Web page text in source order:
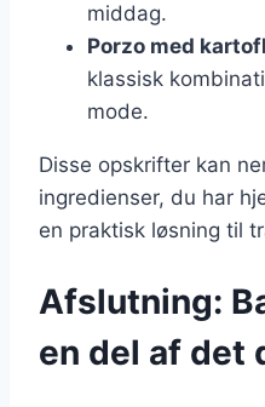
middag.
Porzo med
klassisk
mode.
Disse opskrifter kan
ingredienser, du har
en praktisk løsning til
Afslutning:
en del af det